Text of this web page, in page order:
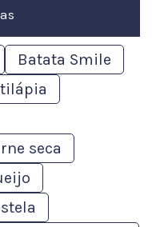
Batata Smile
seca